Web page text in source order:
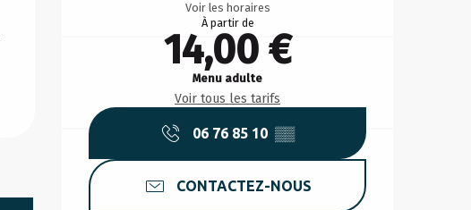
Voir les horaires
À partir de
14,00 €
Menu adulte
Voir tous les tarifs
06 76 85 10 ▒▒
CONTACTEZ-NOUS